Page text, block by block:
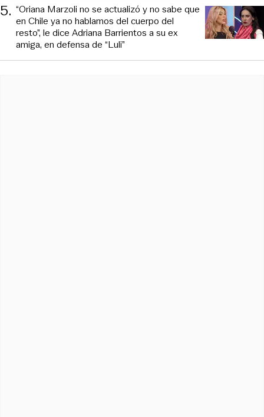
5. “Oriana Marzoli no se actualizó y no sabe que
en Chile ya no hablamos del cuerpo del
resto”, le dice Adriana Barrientos a su ex
amiga, en defensa de “Luli”